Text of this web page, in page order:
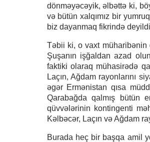
dönməyəcəyik, əlbəttə ki,
və bütün xalqımız bir
biz dayanmaq fikrində
Təbii ki, o vaxt müharibənin
Şuşanın işğaldan azad
faktiki olaraq mühasirədə
Laçın, Ağdam rayonlarını
əgər Ermənistan qısa
Qarabağda qalmış bütün
qüvvələrinin kontingenti
Kəlbəcər, Laçın və Ağdam
Burada heç bir başqa amil